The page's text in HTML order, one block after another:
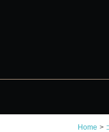
Home